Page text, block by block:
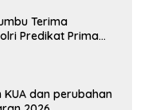
Terima
Predikat Prima
dan perubahan